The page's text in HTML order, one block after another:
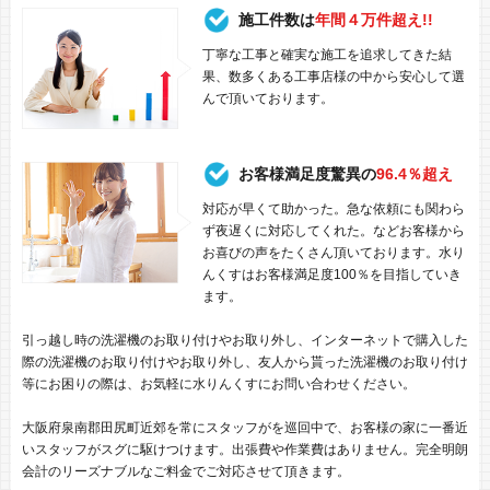
施工件数は年間４万件超え!!
丁寧な工事と確実な施工を追求してきた結
果、数多くある工事店様の中から安心して選
んで頂いております。
お客様満足度驚異の96.4％超え
対応が早くて助かった。急な依頼にも関わら
ず夜遅くに対応してくれた。などお客様から
お喜びの声をたくさん頂いております。水り
んくすはお客様満足度100％を目指していき
ます。
引っ越し時の洗濯機のお取り付けやお取り外し、インターネットで購入した
際の洗濯機のお取り付けやお取り外し、友人から貰った洗濯機のお取り付け
等にお困りの際は、お気軽に水りんくすにお問い合わせください。
大阪府泉南郡田尻町近郊を常にスタッフがを巡回中で、お客様の家に一番近
いスタッフがスグに駆けつけます。出張費や作業費はありません。完全明朗
会計のリーズナブルなご料金でご対応させて頂きます。